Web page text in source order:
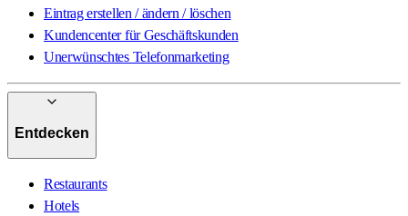
Eintrag erstellen / ändern / löschen
Kundencenter für Geschäftskunden
Unerwünschtes Telefonmarketing
Entdecken
Restaurants
Hotels